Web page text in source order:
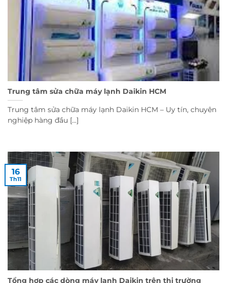
Trung tâm sửa chữa máy lạnh Daikin HCM
Trung tâm sửa chữa máy lạnh Daikin HCM – Uy tín, chuyên
nghiệp hàng đầu [...]
Tổng hợp các dòng máy lạnh Daikin trên thị trường
16
Th11